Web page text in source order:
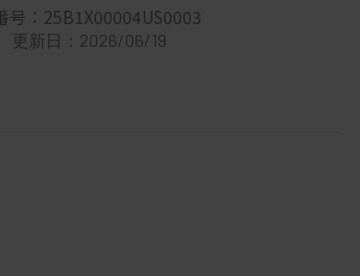
号：25B1X00004US0003
新日：2026/06/19